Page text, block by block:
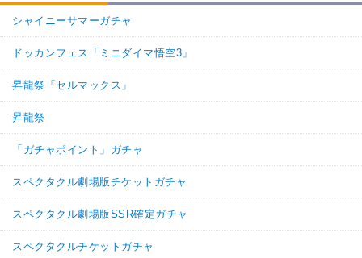
シャイニーサマーガチャ
ドッカンフェス「ミニダイマ悟空3」
昇龍祭「セルマックス」
昇龍祭
「ガチャポイント」ガチャ
スペクタクル劇場版チケットガチャ
スペクタクル劇場版SSR確定ガチャ
スペクタクルチケットガチャ